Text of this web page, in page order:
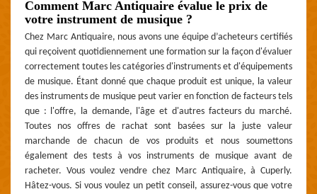
Comment Marc Antiquaire évalue le prix de
votre instrument de musique ?
Chez Marc Antiquaire, nous avons une équipe d’acheteurs certifiés
qui reçoivent quotidiennement une formation sur la façon d'évaluer
correctement toutes les catégories d'instruments et d'équipements
de musique. Étant donné que chaque produit est unique, la valeur
des instruments de musique peut varier en fonction de facteurs tels
que : l'offre, la demande, l'âge et d'autres facteurs du marché.
Toutes nos offres de rachat sont basées sur la juste valeur
marchande de chacun de vos produits et nous soumettons
également des tests à vos instruments de musique avant de
racheter. Vous voulez vendre chez Marc Antiquaire, à Cuperly.
Hâtez-vous. Si vous voulez un petit conseil, assurez-vous que votre